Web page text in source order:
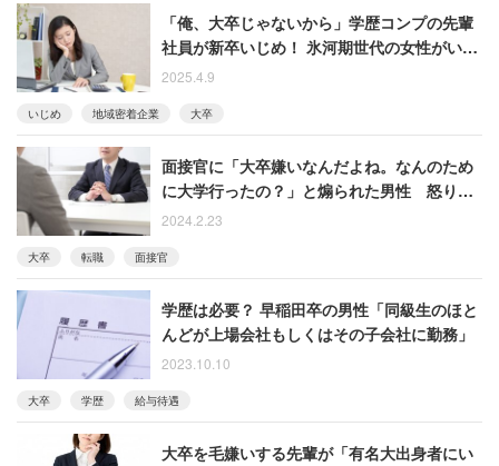
「俺、大卒じゃないから」学歴コンプの先輩
社員が新卒いじめ！ 氷河期世代の女性がいま
思うこと
2025.4.9
いじめ 地域密着企業 大卒
面接官に「大卒嫌いなんだよね。なんのため
に大学行ったの？」と煽られた男性 怒りの
途中退席した結果、人事からメールが来
2024.2.23
大卒 転職 面接官
学歴は必要？ 早稲田卒の男性「同級生のほと
んどが上場会社もしくはその子会社に勤務」
2023.10.10
大卒 学歴 給与待遇
大卒を毛嫌いする先輩が「有名大出身者にい